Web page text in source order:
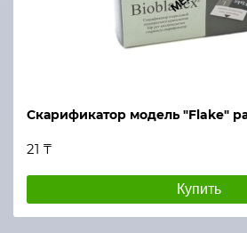
Скарификатор модель "Flake"
21 ₸
Купить